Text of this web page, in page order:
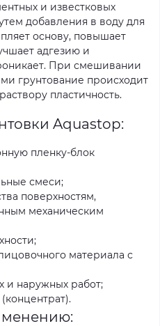
и известковых
добавления в воду для
основу, повышает
адгезию и
При смешивании
грунтование происходит
пластичность.
Aquastop:
пленку-блок
смеси;
поверхностям,
механическим
материала с
и наружных работ;